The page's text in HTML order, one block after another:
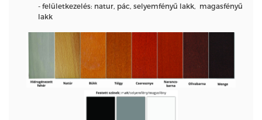
- felületkezelés: natur, pác, selyemfényű lakk, magasfényű
lakk